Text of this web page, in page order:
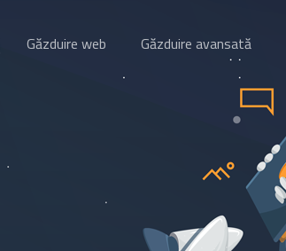
Găzduire web Găzduire avansată